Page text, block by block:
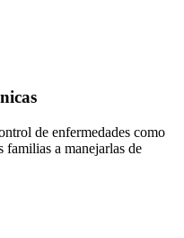
de enfermedades como
familias a manejarlas de